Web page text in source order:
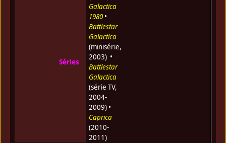
Séries
Galactica
1980•
Battlestar
Galactica
(minisérie,
2003) •
Battlestar
Galactica
(série TV,
2004-
2009) •
Caprica
(2010-
2011)